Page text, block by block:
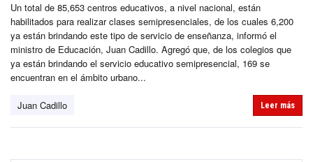
Un total de 85,653 centros educativos, a nivel nacional, están
habilitados para realizar clases semipresenciales, de los cuales 6,200
ya están brindando este tipo de servicio de enseñanza, informó el
ministro de Educación, Juan Cadillo. Agregó que, de los colegios que
ya están brindando el servicio educativo semipresencial, 169 se
encuentran en el ámbito urbano...
Juan Cadillo Leer más